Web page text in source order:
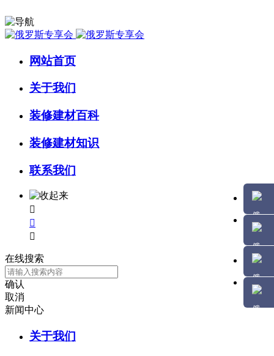
网站首页
关于我们
装修建材百科
装修建材知识
联系我们



在线搜索
确认
取消
新闻中心
关于我们